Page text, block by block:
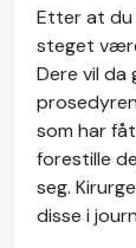
Etter at du
steget
Dere vil da
som har
forestille
seg.
disse i